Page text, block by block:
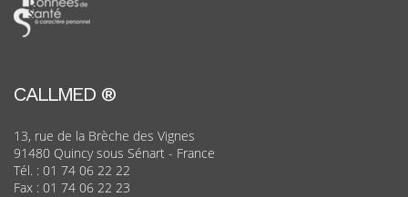
CALLMED ®
13, rue de la Brèche des Vignes
91480 Quincy sous Sénart - France
Tél. : 01 74 06 22 22
Fax : 01 74 06 22 23